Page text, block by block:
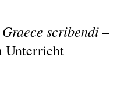
scribendi–
Unterricht